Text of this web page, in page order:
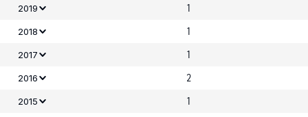
2019 1
2018 1
2017 1
2016 2
2015 1